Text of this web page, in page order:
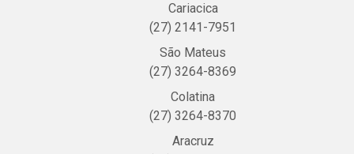
Cariacica
(27) 2141-7951
São Mateus
(27) 3264-8369
Colatina
(27) 3264-8370
Aracruz